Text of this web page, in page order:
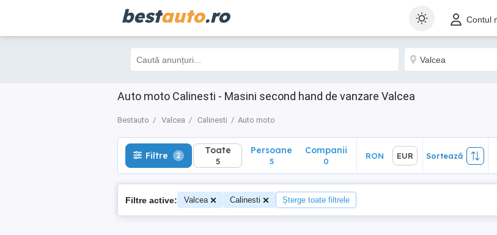
bestauto.ro Contul
Auto moto Calinesti - Masini second hand de vanzare Valcea
Bestauto Valcea Calinesti Auto moto
Filtre 2 Toate
5
Sortează
Filtre 2 Toate
5
Persoane
5
Companii
0
RON EUR Sortează
Filtre active: Valcea Calinesti Șterge toate filtrele